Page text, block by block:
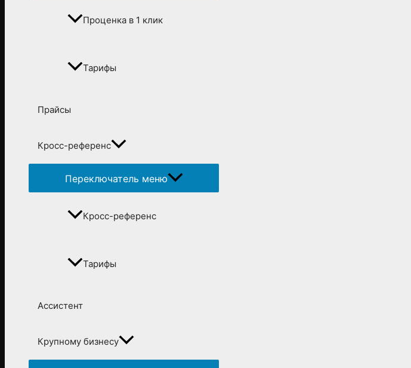
Проценка в 1 клик
Тарифы
Прайсы
Кросс-референс
Переключатель меню
Кросс-референс
Тарифы
Ассистент
Крупному бизнесу